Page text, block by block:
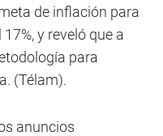
de inflación para
y reveló que a
para
(Télam).
anuncios